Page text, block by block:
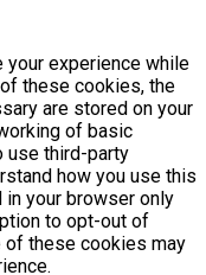
experience while
these cookies, the
are stored on your
of basic
use third-party
how you use this
your browser only
to opt-out of
these cookies may